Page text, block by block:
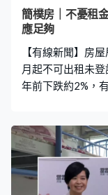
簡樸房｜不憂租
應足夠
【有線新聞】房
月起不可出租未
年前下跌約2%，
萬個分間單位中
劏成這麼小，劏成
多點，但是你想
面社會有要求，